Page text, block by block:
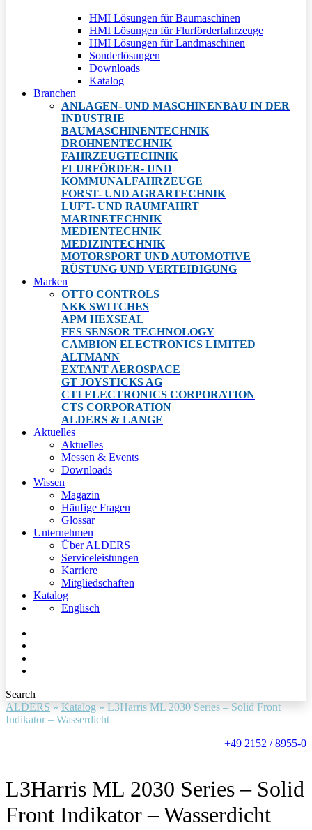
HMI Lösungen für Baumaschinen
HMI Lösungen für Flurförderfahrzeuge
HMI Lösungen für Landmaschinen
Sonderlösungen
Downloads
Katalog
Branchen
ANLAGEN- UND MASCHINENBAU IN DER
INDUSTRIE
BAUMASCHINENTECHNIK
DROHNENTECHNIK
FAHRZEUGTECHNIK
FLURFÖRDER- UND
KOMMUNALFAHRZEUGE
FORST- UND AGRARTECHNIK
LUFT- UND RAUMFAHRT
MARINETECHNIK
MEDIENTECHNIK
MEDIZINTECHNIK
MOTORSPORT UND AUTOMOTIVE
RÜSTUNG UND VERTEIDIGUNG
Marken
OTTO CONTROLS
NKK SWITCHES
APM HEXSEAL
FES SENSOR TECHNOLOGY
CAMBION ELECTRONICS LIMITED
ALTMANN
EXTANT AEROSPACE
GT JOYSTICKS AG
CTI ELECTRONICS CORPORATION
CTS CORPORATION
ALDERS & LANGE
Aktuelles
Aktuelles
Messen & Events
Downloads
Wissen
Magazin
Häufige Fragen
Glossar
Unternehmen
Über ALDERS
Serviceleistungen
Karriere
Mitgliedschaften
Katalog
Englisch
Search
ALDERS » Katalog » L3Harris ML 2030 Series – Solid Front
Indikator – Wasserdicht
+49 2152 / 8955-0
L3Harris ML 2030 Series – Solid
Front Indikator – Wasserdicht